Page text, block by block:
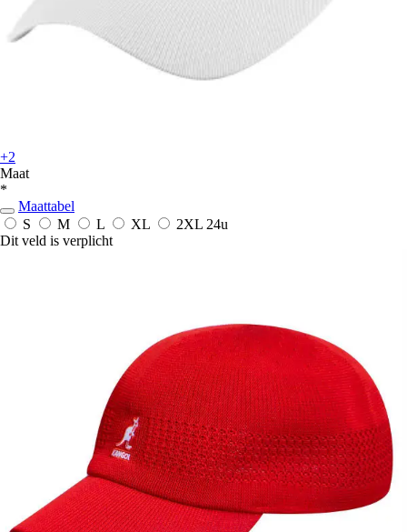
+2
Maat
*
Maattabel
S
M L XL 2XL 24u
Dit veld is verplicht